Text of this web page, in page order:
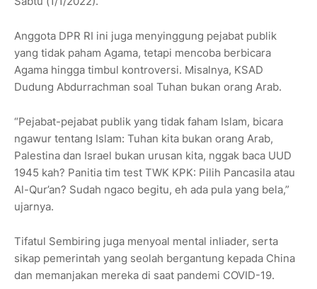
Anggota DPR RI ini juga menyinggung pejabat publik
yang tidak paham Agama, tetapi mencoba berbicara
Agama hingga timbul kontroversi. Misalnya, KSAD
Dudung Abdurrachman soal Tuhan bukan orang Arab.
“Pejabat-pejabat publik yang tidak faham Islam, bicara
ngawur tentang Islam: Tuhan kita bukan orang Arab,
Palestina dan Israel bukan urusan kita, nggak baca UUD
1945 kah? Panitia tim test TWK KPK: Pilih Pancasila atau
Al-Qur’an? Sudah ngaco begitu, eh ada pula yang bela,”
ujarnya.
Tifatul Sembiring juga menyoal mental inliader, serta
sikap pemerintah yang seolah bergantung kepada China
dan memanjakan mereka di saat pandemi COVID-19.